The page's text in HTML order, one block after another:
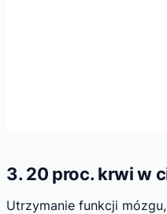
3. 20 proc. krwi w
Utrzymanie funkcji